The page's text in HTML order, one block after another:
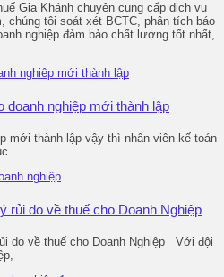
Gia Khánh chuyên cung cấp dịch vụ
chúng tôi soát xét BCTC, phân tích báo
nghiệp đảm bảo chất lượng tốt nhất,
doanh nghiệp mới thành lập
mới thành lập vậy thì nhân viên kế toán
rủi do về thuế cho Doanh Nghiệp
do về thuế cho Doanh Nghiệp Với đội